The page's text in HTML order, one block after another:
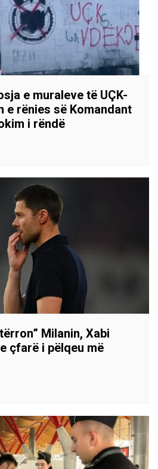
e muraleve të UÇK-
e rënies së Komandant
i rëndë
Milanin, Xabi
çfarë i pëlqeu më